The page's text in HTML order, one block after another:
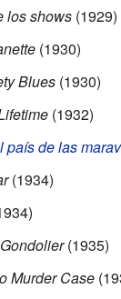
los shows(1929)
(1930)
Blues(1930)
(1932)
país de las
(1934)
(1935)
Murder Case